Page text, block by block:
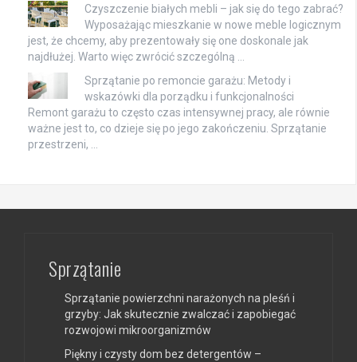
Czyszczenie białych mebli – jak się do tego zabrać?
Wyposażając mieszkanie w nowe meble logicznym
jest, że chcemy, aby prezentowały się one doskonale jak
najdłużej. Warto więc zwrócić szczególną …
Sprzątanie po remoncie garażu: Metody i
wskazówki dla porządku i funkcjonalności
Remont garażu to często czas intensywnej pracy, ale równie
ważne jest to, co dzieje się po jego zakończeniu. Sprzątanie
przestrzeni, …
Sprzątanie
Sprzątanie powierzchni narażonych na pleśń i
grzyby: Jak skutecznie zwalczać i zapobiegać
rozwojowi mikroorganizmów
Piękny i czysty dom bez detergentów –